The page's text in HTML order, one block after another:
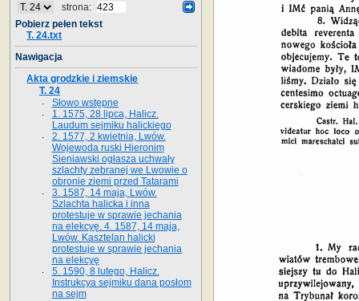
strona:
Pobierz pełen tekst
T. 24.txt
Nawigacja
Akta grodzkie i ziemskie
T. 24
Słowo wstępne
1. 1575, 28 lipca, Halicz.
Laudum sejmiku halickiego
2. 1577, 2 kwietnia, Lwów.
Wojewoda ruski Hieronim
Sieniawski ogłasza uchwały
szlachty zebranej we Lwowie o
obronie ziemi przed Tatarami
3. 1587, 14 maja, Lwów.
Szlachta halicka i inna
protestuje w sprawie jechania
na elekcyę. 4. 1587, 14 maja,
Lwów. Kasztelan halicki
protestuje w sprawie jechania
na elekcyę
5. 1590, 8 lutego, Halicz.
Instrukcya sejmiku dana posłom
na sejm